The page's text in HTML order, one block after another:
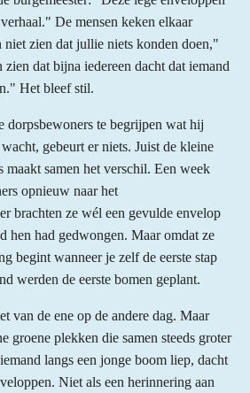
De mensen keken elkaar
niet zien dat jullie niets konden doen,"
dat bijna iedereen dacht dat iemand
Het bleef stil.
dorpsbewoners te begrijpen wat hij
gebeurt er niets. Juist de kleine
maakt samen het verschil. Een week
opnieuw naar het
brachten ze wél een gevulde envelop
hen had gedwongen. Maar omdat ze
begint wanneer je zelf de eerste stap
werden de eerste bomen geplant.
van de ene op de andere dag. Maar
groene plekken die samen steeds groter
langs een jonge boom liep, dacht
Niet als een herinnering aan